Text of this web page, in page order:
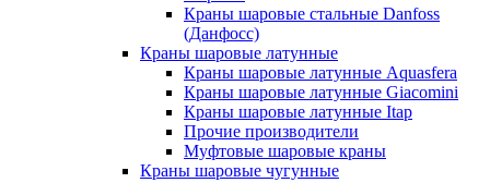
Краны шаровые стальные Danfoss
(Данфосс)
Краны шаровые латунные
Краны шаровые латунные Aquasfera
Краны шаровые латунные Giacomini
Краны шаровые латунные Itap
Прочие производители
Муфтовые шаровые краны
Краны шаровые чугунные